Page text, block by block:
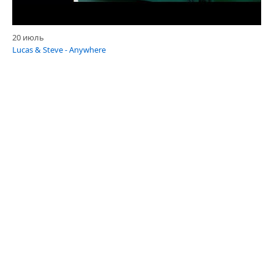
20 июль
Lucas & Steve - Anywhere